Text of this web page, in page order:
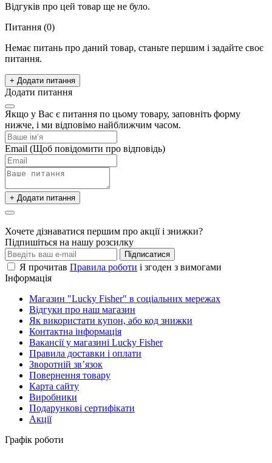
Відгуків про цей товар ще не було.
Питання (0)
Немає питань про даний товар, станьте першим і задайте своє
питання.
+ Додати питання
Додати питання
Якщо у Вас є питання по цьому товару, заповніть форму
нижче, і ми відповімо найближчим часом.
Email (Щоб повідомити про відповідь)
+ Додати питання
Хочете дізнаватися першим про акції і знижки?
Підпишіться на нашу розсилку
Підписатися
Я прочитав Правила роботи і згоден з вимогами
Інформація
Магазин "Lucky Fisher" в соціальних мережах
Відгуки про наш магазин
Як використати купон, або код знижки
Контактна інформація
Вакансії у магазині Lucky Fisher
Правила доставки і оплати
Зворотній зв’язок
Повернення товару
Карта сайту
Виробники
Подарункові сертифікати
Акції
Графік роботи